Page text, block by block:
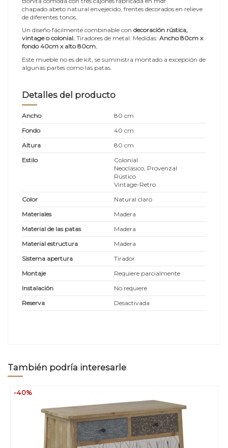
chapado abeto natural envejecido, frentes decorados en relieve
de diferentes tonos.
Un diseño fácilmente combinable con decoración rústica,
vintage o colonial. Tiradores de metal. Medidas: Ancho 80cm x
fondo 40cm x alto 80cm.
Este mueble no es de kit, se suministra montado a excepción de
algunas partes como las patas.
Detalles del producto
Ancho
80 cm
Fondo
40 cm
Altura
80 cm
Estilo
Colonial
Neoclásico, Provenzal
Rústico
Vintage-Retro
Color
Natural claro
Materiales
Madera
Material de las patas
Madera
Material estructura
Madera
Sistema apertura
Tirador
Montaje
Requiere parcialmente
Instalación
No requiere
Reserva
Desactivada
También podría interesarle
-40%